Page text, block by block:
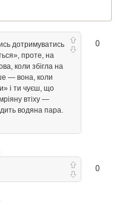
0
дотримуватись
проте, на
коли збігла на
— вона, коли
і ти чуєш, що
втіху —
водяна пара.
0